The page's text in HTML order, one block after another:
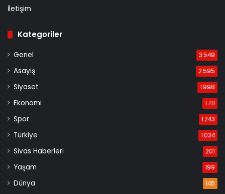
İletişim
Kategoriler
Genel 3.549
Asayiş 2.595
Siyaset 1.998
Ekonomi 1.711
Spor 1.243
Türkiye 1.034
Sivas Haberleri 201
Yaşam 199
Dünya 145